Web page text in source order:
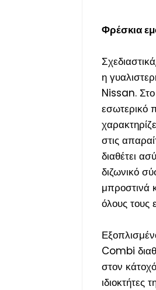
Φρέσκια
η
Nissan. Στο
εσωτερικό
στις
διαθέτει
διζωνικό
μπροστινά
όλους τους
Combi
στον